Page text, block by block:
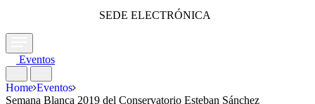
SEDE ELECTRÓNICA
Eventos
Home Eventos
Semana Blanca 2019 del Conservatorio Esteban Sánchez